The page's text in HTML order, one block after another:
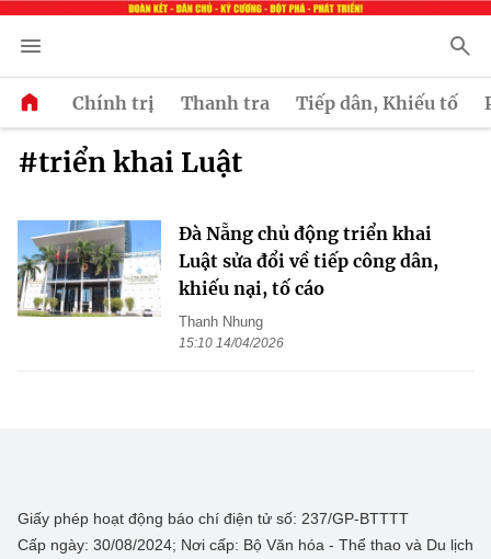
Chính trị Thanh tra Tiếp dân, Khiếu tố
#triển khai Luật
Đà Nẵng chủ động triển khai
Luật sửa đổi về tiếp công dân,
khiếu nại, tố cáo
Thanh Nhung
15:10 14/04/2026
Giấy phép hoạt động báo chí điện tử số: 237/GP-BTTTT
Cấp ngày: 30/08/2024; Nơi cấp: Bộ Văn hóa - Thể thao và Du lịch